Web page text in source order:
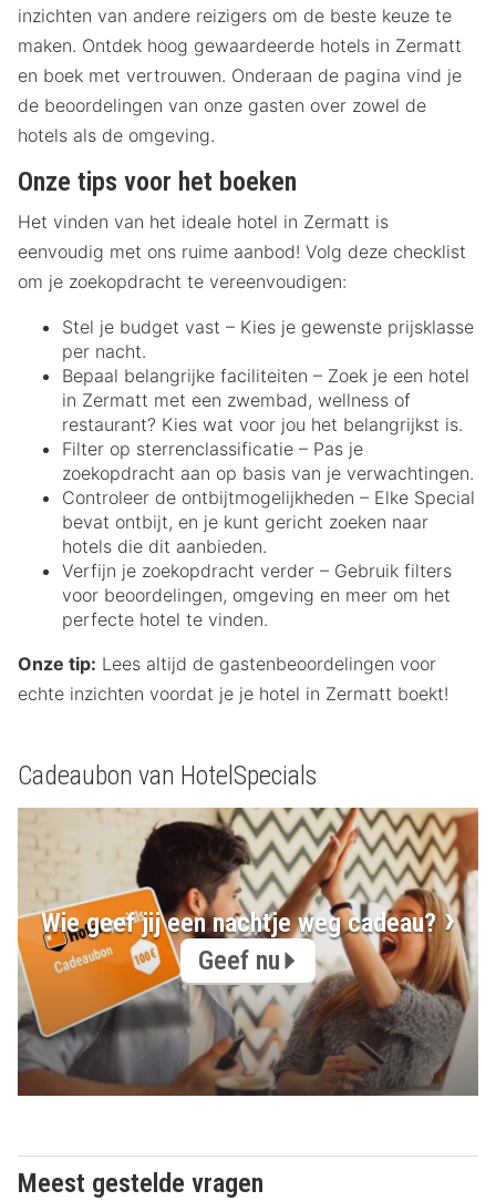
inzichten van andere reizigers om de beste keuze te
maken. Ontdek hoog gewaardeerde hotels in Zermatt
en boek met vertrouwen. Onderaan de pagina vind je
de beoordelingen van onze gasten over zowel de
hotels als de omgeving.
Onze tips voor het boeken
Het vinden van het ideale hotel in Zermatt is
eenvoudig met ons ruime aanbod! Volg deze checklist
om je zoekopdracht te vereenvoudigen:
Stel je budget vast – Kies je gewenste prijsklasse
per nacht.
Bepaal belangrijke faciliteiten – Zoek je een hotel
in Zermatt met een zwembad, wellness of
restaurant? Kies wat voor jou het belangrijkst is.
Filter op sterrenclassificatie – Pas je
zoekopdracht aan op basis van je verwachtingen.
Controleer de ontbijtmogelijkheden – Elke Special
bevat ontbijt, en je kunt gericht zoeken naar
hotels die dit aanbieden.
Verfijn je zoekopdracht verder – Gebruik filters
voor beoordelingen, omgeving en meer om het
perfecte hotel te vinden.
Onze tip: Lees altijd de gastenbeoordelingen voor
echte inzichten voordat je je hotel in Zermatt boekt!
Cadeaubon van HotelSpecials
Wie geef jij een nachtje weg cadeau?
Geef nu
Meest gestelde vragen